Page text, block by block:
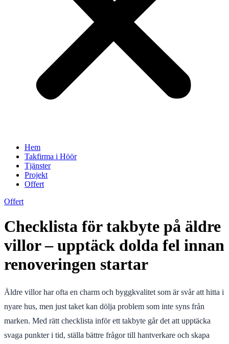
Hem
Takfirma i Höör
Tjänster
Projekt
Offert
Offert
Checklista för takbyte på äldre
villor – upptäck dolda fel innan
renoveringen startar
Äldre villor har ofta en charm och byggkvalitet som är svår att hitta i
nyare hus, men just taket kan dölja problem som inte syns från
marken. Med rätt checklista inför ett takbyte går det att upptäcka
svaga punkter i tid, ställa bättre frågor till hantverkare och skapa